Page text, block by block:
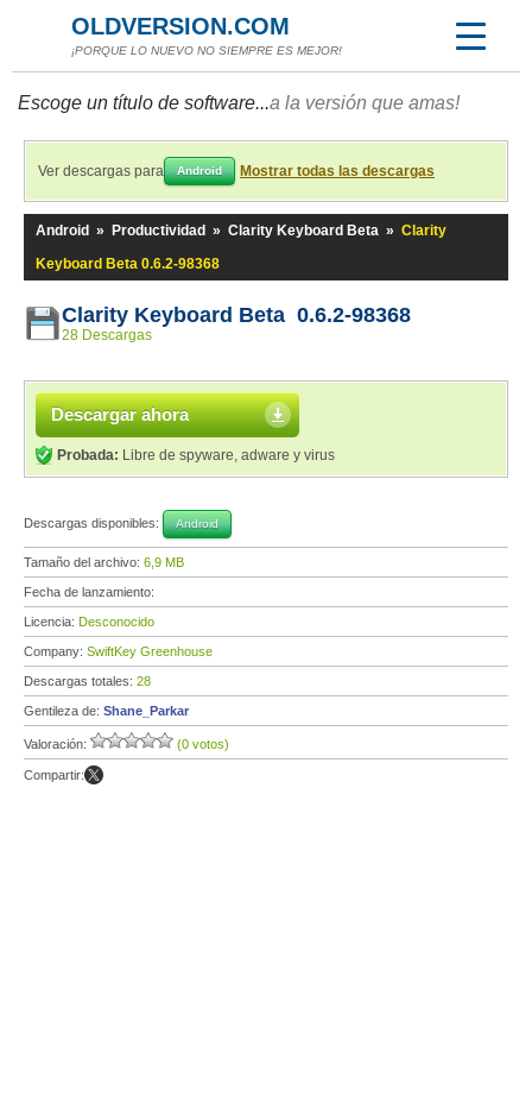
OLDVERSION.COM
¡PORQUE LO NUEVO NO SIEMPRE ES MEJOR!
Escoge un título de software...a la versión que amas!
Ver descargas para Android Mostrar todas las descargas
Android » Productividad » Clarity Keyboard Beta » Clarity
Keyboard Beta 0.6.2-98368
Clarity Keyboard Beta 0.6.2-98368
28 Descargas
Descargar ahora
Probada: Libre de spyware, adware y virus
Descargas disponibles: Android
Tamaño del archivo: 6,9 MB
Fecha de lanzamiento:
Licencia: Desconocido
Company: SwiftKey Greenhouse
Descargas totales: 28
Gentileza de: Shane_Parkar
Valoración: (0 votos)
Compartir: